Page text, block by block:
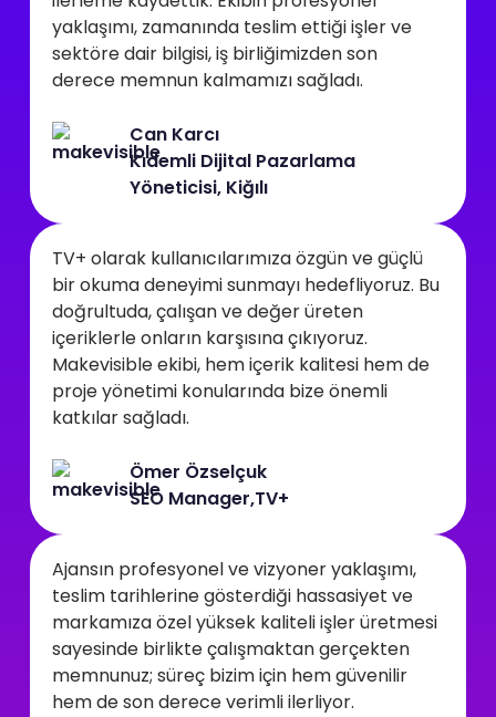
yaklaşımı, zamanında teslim ettiği işler ve
sektöre dair bilgisi, iş birliğimizden son
derece memnun kalmamızı sağladı.
Can Karcı
Kıdemli Dijital Pazarlama
Yöneticisi, Kiğılı
TV+ olarak kullanıcılarımıza özgün ve güçlü
bir okuma deneyimi sunmayı hedefliyoruz. Bu
doğrultuda, çalışan ve değer üreten
içeriklerle onların karşısına çıkıyoruz.
Makevisible ekibi, hem içerik kalitesi hem de
proje yönetimi konularında bize önemli
katkılar sağladı.
Ömer Özselçuk
SEO Manager,TV+
Ajansın profesyonel ve vizyoner yaklaşımı,
teslim tarihlerine gösterdiği hassasiyet ve
markamıza özel yüksek kaliteli işler üretmesi
sayesinde birlikte çalışmaktan gerçekten
memnunuz; süreç bizim için hem güvenilir
hem de son derece verimli ilerliyor.